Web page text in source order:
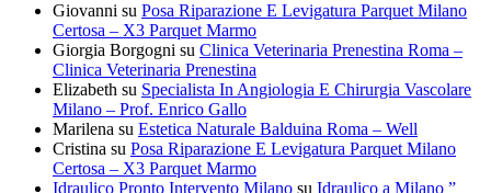
Giovanni su Posa Riparazione E Levigatura Parquet Milano
Certosa – X3 Parquet Marmo
Giorgia Borgogni su Clinica Veterinaria Prenestina Roma –
Clinica Veterinaria Prenestina
Elizabeth su Specialista In Angiologia E Chirurgia Vascolare
Milano – Prof. Enrico Gallo
Marilena su Estetica Naturale Balduina Roma – Well
Cristina su Posa Riparazione E Levigatura Parquet Milano
Certosa – X3 Parquet Marmo
Idraulico Pronto Intervento Milano su Idraulico a Milano ”